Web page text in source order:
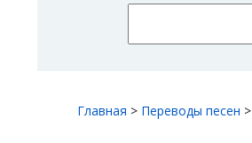
Главная > Переводы песен >